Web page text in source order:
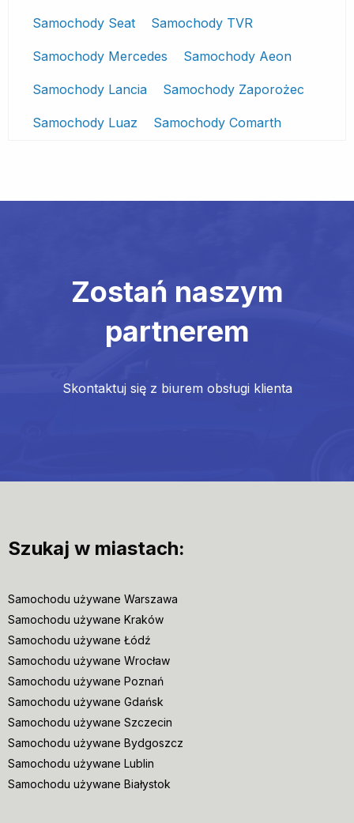
Samochody Seat Samochody TVR
Samochody Mercedes Samochody Aeon
Samochody Lancia Samochody Zaporożec
Samochody Luaz Samochody Comarth
Zostań naszym
partnerem
Skontaktuj się z biurem obsługi klienta
Szukaj w miastach:
Samochodu używane Warszawa
Samochodu używane Kraków
Samochodu używane Łódź
Samochodu używane Wrocław
Samochodu używane Poznań
Samochodu używane Gdańsk
Samochodu używane Szczecin
Samochodu używane Bydgoszcz
Samochodu używane Lublin
Samochodu używane Białystok